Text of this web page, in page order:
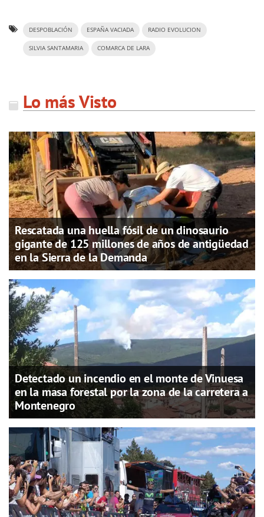
DESPOBLACIÓN ESPAÑA VACIADA RADIO EVOLUCION
SILVIA SANTAMARIA COMARCA DE LARA
Lo más Visto
Rescatada una huella fósil de un dinosaurio
gigante de 125 millones de años de antigüedad
en la Sierra de la Demanda
Detectado un incendio en el monte de Vinuesa
en la masa forestal por la zona de la carretera a
Montenegro